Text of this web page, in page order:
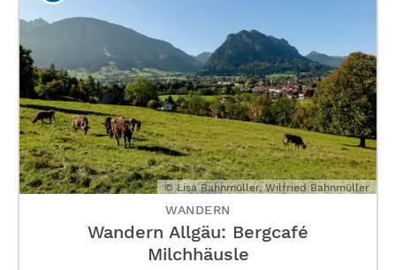
© Lisa Bahnmüller, Wilfried Bahnmüller
WANDERN
Wandern Allgäu: Bergcafé
Milchhäusle